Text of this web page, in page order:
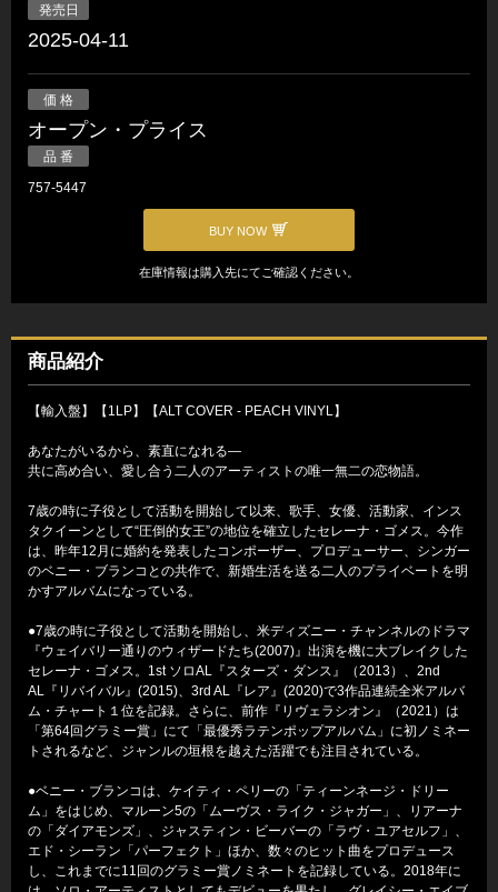
発売日
2025-04-11
価 格
オープン・プライス
品 番
757-5447
BUY NOW
在庫情報は購入先にてご確認ください。
商品紹介
【輸入盤】【1LP】【ALT COVER - PEACH VINYL】
あなたがいるから、素直になれる―
共に高め合い、愛し合う二人のアーティストの唯一無二の恋物語。
7歳の時に子役として活動を開始して以来、歌手、女優、活動家、インス
タクイーンとして“圧倒的女王”の地位を確立したセレーナ・ゴメス。今作
は、昨年12月に婚約を発表したコンポーザー、プロデューサー、シンガー
のベニー・ブランコとの共作で、新婚生活を送る二人のプライベートを明
かすアルバムになっている。
●7歳の時に子役として活動を開始し、米ディズニー・チャンネルのドラマ
『ウェイバリー通りのウィザードたち(2007)』出演を機に大ブレイクした
セレーナ・ゴメス。1st ソロAL『スターズ・ダンス』（2013）、2nd
AL『リバイバル』(2015)、3rd AL『レア』(2020)で3作品連続全米アルバ
ム・チャート１位を記録。さらに、前作『リヴェラシオン』（2021）は
「第64回グラミー賞」にて「最優秀ラテンポップアルバム」に初ノミネー
トされるなど、ジャンルの垣根を越えた活躍でも注目されている。
●ベニー・ブランコは、ケイティ・ペリーの「ティーンネージ・ドリー
ム」をはじめ、マルーン5の「ムーヴス・ライク・ジャガー」、リアーナ
の「ダイアモンズ」、ジャスティン・ビーバーの「ラヴ・ユアセルフ」、
エド・シーラン「パーフェクト」ほか、数々のヒット曲をプロデュース
し、これまでに11回のグラミー賞ノミネートを記録している。2018年に